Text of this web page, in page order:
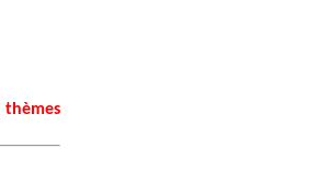
thèmes